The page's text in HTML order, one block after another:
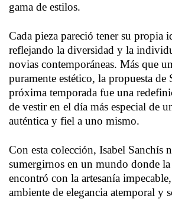
gama de estilos.
Cada pieza pareció tener su propia
reflejando la diversidad y la
novias contemporáneas. Más que
puramente estético, la propuesta de
próxima temporada fue una
de vestir en el día más especial de
auténtica y fiel a uno mismo.
Con esta colección, Isabel Sanchís
sumergirnos en un mundo donde la
encontró con la artesanía
ambiente de elegancia atemporal y